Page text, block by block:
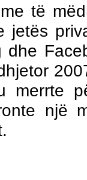
të
jetës
dhe
merrte
një